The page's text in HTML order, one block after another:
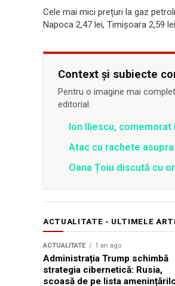
Cele mai mici prețuri la gaz
Napoca 2,47 lei, Timișoara 2,59
Context și subiecte
Pentru o imagine mai
editorial.
Ion Iliescu,
Atac cu rachete
Oana Țoiu discută cu
ACTUALITATE - ULTIMELE
ACTUALITATE 1 an ago
Administrația Trump schimbă
strategia cibernetică: Rusia,
scoasă de pe lista